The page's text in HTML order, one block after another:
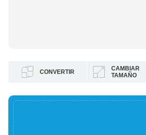
CONVERTIR
CAMBIAR
TAMAÑO